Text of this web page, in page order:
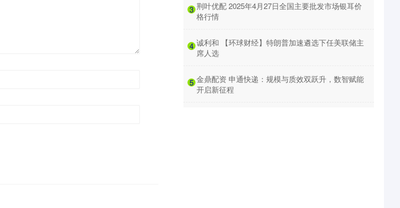
3 ​荆叶优配 2025年4月27日全国主要批发市场银耳价
格行情
4 ​诚利和 【环球财经】特朗普加速遴选下任美联储主
席人选
5 ​金鼎配资 申通快递：规模与质效双跃升，数智赋能
开启新征程